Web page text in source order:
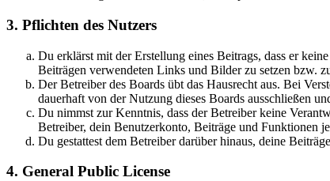
3. Pflichten des Nutzers
Du erklärst mit der Erstellung eines Beitrags, dass er
Beiträgen verwendeten Links und Bilder zu setzen bzw.
Der Betreiber des Boards übt das Hausrecht aus. Bei
dauerhaft von der Nutzung dieses Boards ausschließen
Du nimmst zur Kenntnis, dass der Betreiber keine
Betreiber, dein Benutzerkonto, Beiträge und Funktionen
Du gestattest dem Betreiber darüber hinaus, deine
4. General Public License